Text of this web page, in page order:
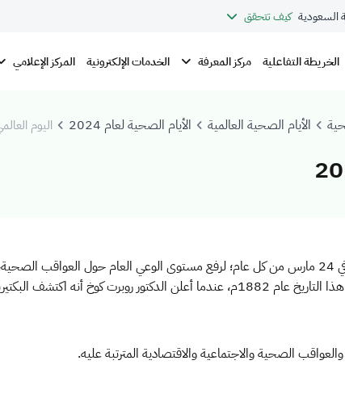
السعودية كيف تتحقق
الخريطة التفاعلية مركز المعرفة الخدمات الإلكترونية المركز الإعلامي
الأيام الصحية العالمية الأيام الصحية لعام 2024 اليوم العالمي
حتفل باليوم العالمي لمكافحة الدرن (السل) في 24 مارس من كل عام؛ لرفع مستوى الوعي
مما فتح الطريق أمام تشخيص هذا المرض وعلاجه.
الصحية والاجتماعية والاقتصادية المترتبة عليه.